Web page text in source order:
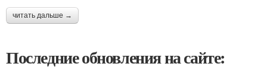
читать дальше →
Последние обновления на сайте: